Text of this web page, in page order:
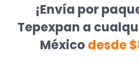
¡Envía por
Tepexpan a
México desde